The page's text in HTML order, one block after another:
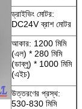
ড্রাইভিং মোটর:
DC24V ব্রাশ মোটর
আকার: 1200 মিমি
(এল) * 280 মিমি
(ডাব্লু) * 1000 মিমি
(এইচ)
উত্তরণের প্রস্থ:
530-830 মিমি